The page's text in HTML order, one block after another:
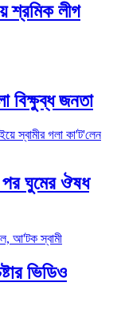
শ্রমিক লীগ
বিক্ষুব্ধ জনতা
পর ঘুমের ঔষধ
ভিডিও